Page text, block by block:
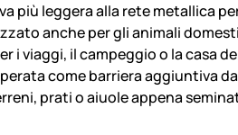
più leggera alla rete metallica
anche per gli animali
i viaggi, il campeggio o la casa
come barriera aggiuntiva
prati o aiuole appena